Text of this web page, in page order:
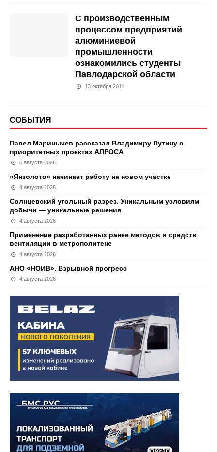
С производственным
процессом предприятий
алюминиевой
промышленности
ознакомились студенты
Павлодарской области
13 октября 2014
СОБЫТИЯ
Павел Маринычев рассказал Владимиру Путину о
приоритетных проектах АЛРОСА
5 августа 2026
«Янзолото» начинает работу на новом участке
4 августа 2026
Солнцевский угольный разрез. Уникальным условиям
добычи — уникальные решения
4 августа 2026
Применение разработанных ранее методов и средств
вентиляции в метрополитене
4 августа 2026
АНО «НОИВ». Взрывной прогресс
4 августа 2026